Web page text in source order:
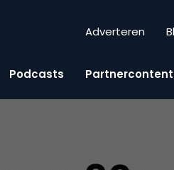
Adverteren
Podcasts Partnercontent